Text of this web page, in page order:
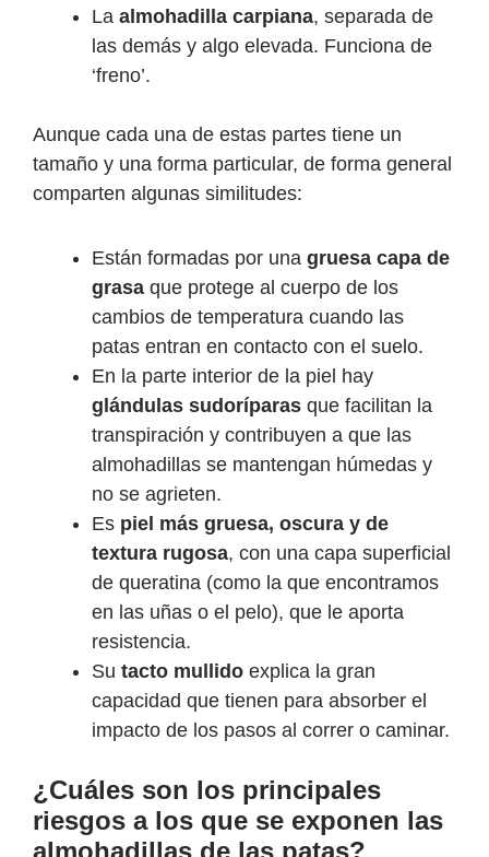
La almohadilla carpiana, separada de
las demás y algo elevada. Funciona de
‘freno’.
Aunque cada una de estas partes tiene un
tamaño y una forma particular, de forma general
comparten algunas similitudes:
Están formadas por una gruesa capa de
grasa que protege al cuerpo de los
cambios de temperatura cuando las
patas entran en contacto con el suelo.
En la parte interior de la piel hay
glándulas sudoríparas que facilitan la
transpiración y contribuyen a que las
almohadillas se mantengan húmedas y
no se agrieten.
Es piel más gruesa, oscura y de
textura rugosa, con una capa superficial
de queratina (como la que encontramos
en las uñas o el pelo), que le aporta
resistencia.
Su tacto mullido explica la gran
capacidad que tienen para absorber el
impacto de los pasos al correr o caminar.
¿Cuáles son los principales
riesgos a los que se exponen las
almohadillas de las patas?